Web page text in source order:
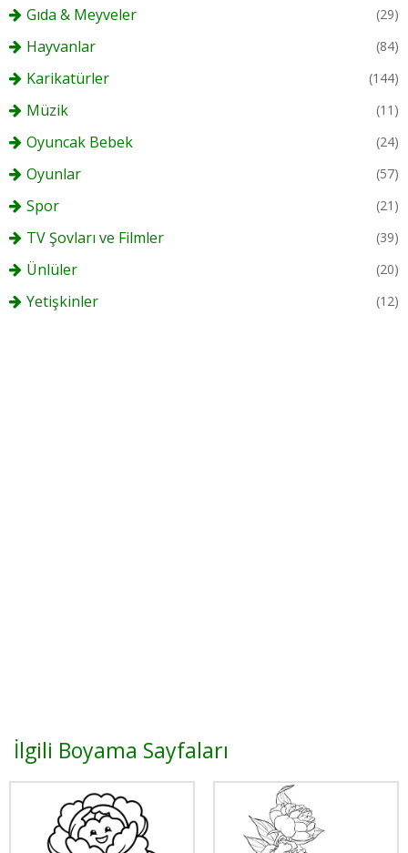
Gıda & Meyveler (29)
Hayvanlar (84)
Karikatürler (144)
Müzik (11)
Oyuncak Bebek (24)
Oyunlar (57)
Spor (21)
TV Şovları ve Filmler (39)
Ünlüler (20)
Yetişkinler (12)
İlgili Boyama Sayfaları